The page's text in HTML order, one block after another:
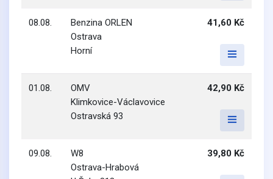
08.08.
Benzina ORLEN
Ostrava
Horní
41,60 Kč
01.08.
OMV
Klimkovice-Václavovice
Ostravská 93
42,90 Kč
09.08.
W8
Ostrava-Hrabová
39,80 Kč